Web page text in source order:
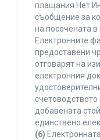
плащания Нет
съобщение за
на посочената
Електронните
предоставени
отговарят на
електронния
добавената
единствено
(6)